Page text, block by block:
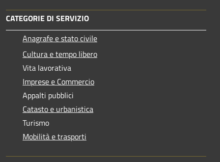
CATEGORIE DI SERVIZIO
Anagrafe e stato civile
Cultura e tempo libero
Vita lavorativa
Imprese e Commercio
Appalti pubblici
Catasto e urbanistica
Turismo
Mobilità e trasporti